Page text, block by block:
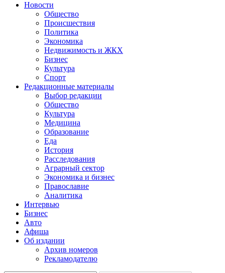
Новости
Общество
Происшествия
Политика
Экономика
Недвижимость и ЖКХ
Бизнес
Культура
Спорт
Редакционные материалы
Выбор редакции
Общество
Культура
Медицина
Образование
Еда
История
Расследования
Аграрный сектор
Экономика и бизнес
Православие
Аналитика
Интервью
Бизнес
Авто
Афиша
Об издании
Архив номеров
Рекламодателю